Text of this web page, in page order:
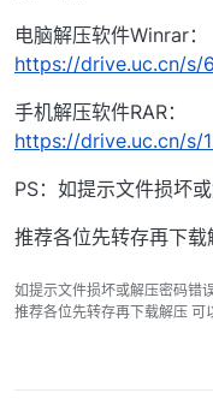
电脑解压软件Winrar：
https://drive.uc.cn/s/
手机解压软件RAR：
https://drive.uc.cn/s/
PS：如提示文件损坏
推荐各位先转存再下
如提示文件损坏或解压密码错
推荐各位先转存再下载解压 可